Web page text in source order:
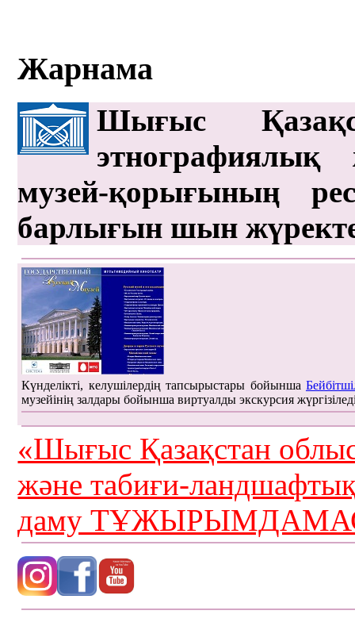
Жарнама
Шығыс
этнографиялық
музей-қорығының
барлығын шын
Күнделікті, келушілердің тапсырыстары бойынша
музейінің залдары бойынша виртуалды экскурсия
«Шығыс Қазақстан
және табиғи-
даму